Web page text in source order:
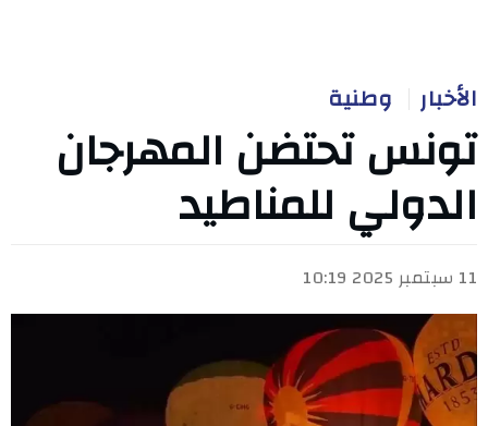
الأخبار وطنية
تونس تحتضن المهرجان
الدولي للمناطيد
11 سبتمبر 2025 10:19